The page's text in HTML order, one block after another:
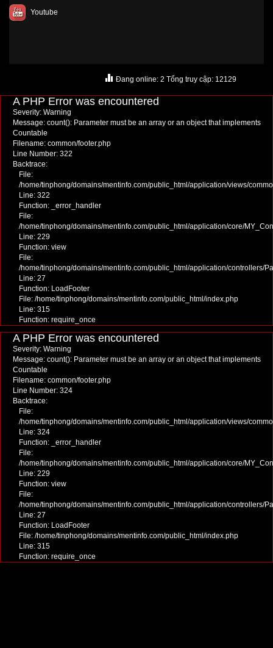
Youtube
Đang online: 2 Tổng truy cập: 12129
A PHP Error was encountered
Severity: Warning
Message: count(): Parameter must be an array or an object that implements
Countable
Filename: common/footer.php
Line Number: 322
Backtrace:
File:
/home/tinphong/domains/mentinfo.com/public_html/application/views/
Line: 322
Function: _error_handler
File:
/home/tinphong/domains/mentinfo.com/public_html/application/core/
Line: 229
Function: view
File:
/home/tinphong/domains/mentinfo.com/public_html/application/controllers/
Line: 27
Function: LoadFooter
File: /home/tinphong/domains/mentinfo.com/public_html/index.php
Line: 315
Function: require_once
A PHP Error was encountered
Severity: Warning
Message: count(): Parameter must be an array or an object that implements
Countable
Filename: common/footer.php
Line Number: 324
Backtrace:
File:
/home/tinphong/domains/mentinfo.com/public_html/application/views/
Line: 324
Function: _error_handler
File:
/home/tinphong/domains/mentinfo.com/public_html/application/core/
Line: 229
Function: view
File:
/home/tinphong/domains/mentinfo.com/public_html/application/controllers/
Line: 27
Function: LoadFooter
File: /home/tinphong/domains/mentinfo.com/public_html/index.php
Line: 315
Function: require_once